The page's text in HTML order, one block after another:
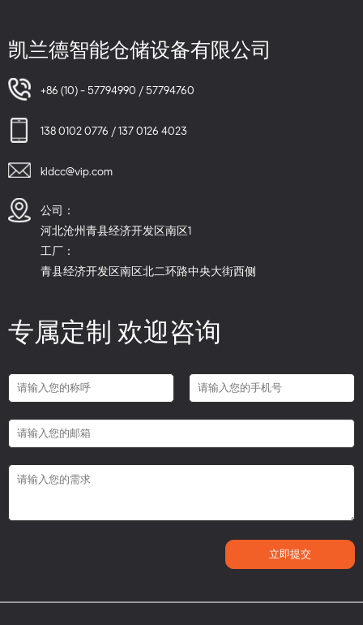
凯兰德智能仓储设备有限公司
+86 (10) - 57794990 / 57794760
138 0102 0776 / 137 0126 4023
kldcc@vip.com
公司：
河北沧州青县经济开发区南区1
工厂：
青县经济开发区南区北二环路中央大街西侧
专属定制 欢迎咨询